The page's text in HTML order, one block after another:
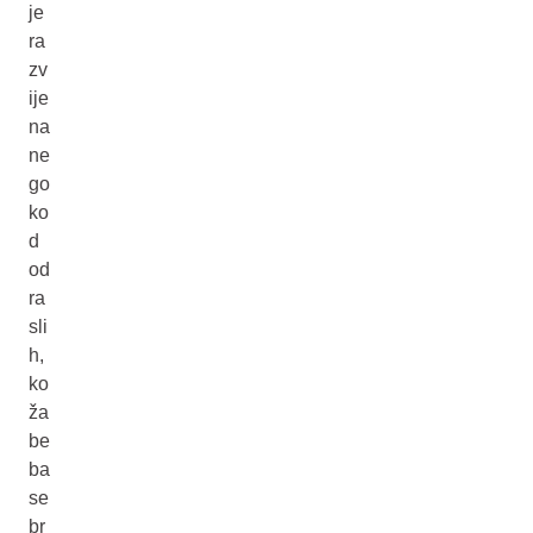
je
ra
zv
ije
na
ne
go
ko
d
od
ra
sli
h,
ko
ža
be
ba
se
br